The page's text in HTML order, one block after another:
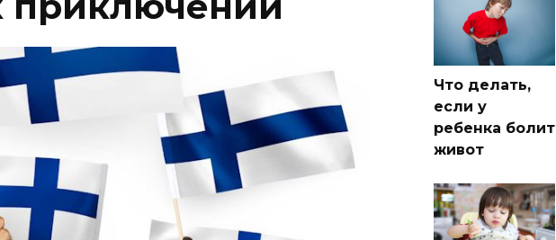
Что делать,
если у
ребенка болит
живот